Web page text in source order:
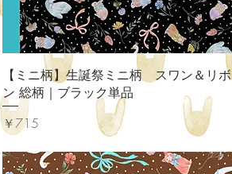
クイックビュー
【ミニ柄】生誕祭ミニ柄 スワン＆リボ
ン 総柄｜ブラック単品
価格
￥715